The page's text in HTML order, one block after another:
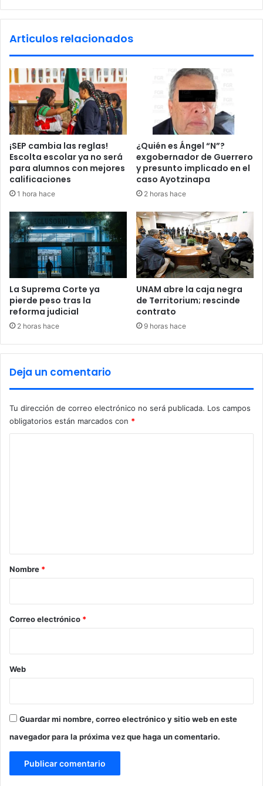
c
t
o
l
i
n
y
e
c
t
a
l
e
l
s
t
e
m
p
o
r
a
a
2
2
3
l
a
l
i
a
e
i
s
b
o
D
r
t
e
e
r
m
”
Articulos relacionados
¡SEP cambia las reglas!
Escolta escolar ya no será
para alumnos con mejores
calificaciones
1 hora hace
¿Quién es Ángel “N”?
exgobernador de Guerrero
y presunto implicado en el
caso Ayotzinapa
2 horas hace
La Suprema Corte ya
pierde peso tras la
reforma judicial
2 horas hace
UNAM abre la caja negra
de Territorium; rescinde
contrato
9 horas hace
Deja un comentario
Tu dirección de correo electrónico no será publicada. Los campos
obligatorios están marcados con *
r
*
Nombre *
Correo electrónico *
Web
Guardar mi nombre, correo electrónico y sitio web en este
navegador para la próxima vez que haga un comentario.